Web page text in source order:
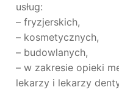
usług:
– fryzjerskich,
– kosmetycznych,
– budowlanych,
– w zakresie opieki
lekarzy i lekarzy